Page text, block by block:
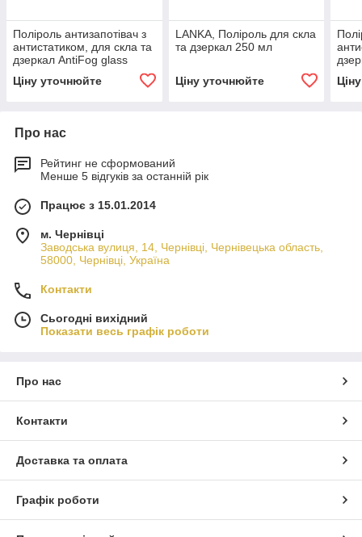
Поліроль антизапотівач з
антистатиком, для скла та
дзеркал AntiFog glass
Ціну уточнюйте
LANKA, Поліроль для скла
та дзеркал 250 мл
Ціну уточнюйте
Про нас
Рейтинг не сформований
Менше 5 відгуків за останній рік
Працює з 15.01.2014
м. Чернівці
Заводська вулиця, 14, Чернівці, Чернівецька область,
58000, Чернівці, Україна
Контакти
Сьогодні вихідний
Показати весь графік роботи
Про нас
Контакти
Доставка та оплата
Графік роботи